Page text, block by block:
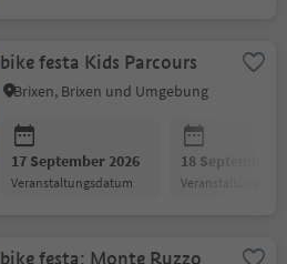
bike festa Kids Parcours
Brixen, Brixen und Umgebung
17 September 2026
Veranstaltungsdatum
18 September
bike festa: Monte Ruzzo